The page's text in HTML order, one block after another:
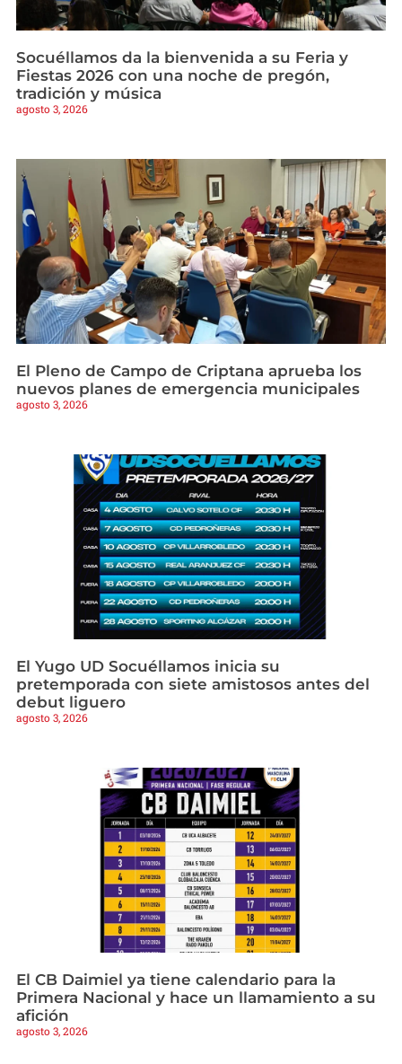
Socuéllamos da la bienvenida a su Feria y
Fiestas 2026 con una noche de pregón,
tradición y música
agosto 3, 2026
El Pleno de Campo de Criptana aprueba los
nuevos planes de emergencia municipales
agosto 3, 2026
El Yugo UD Socuéllamos inicia su
pretemporada con siete amistosos antes del
debut liguero
agosto 3, 2026
El CB Daimiel ya tiene calendario para la
Primera Nacional y hace un llamamiento a su
afición
agosto 3, 2026